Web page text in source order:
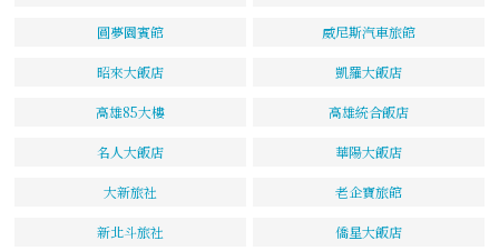
圓夢園賓館 威尼斯汽車旅館
昭來大飯店 凱羅大飯店
高雄85大樓 高雄統合飯店
名人大飯店 華陽大飯店
大新旅社 老企寶旅館
新北斗旅社 僑星大飯店